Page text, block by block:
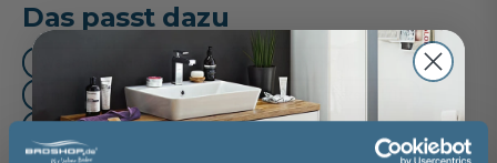
Das passt dazu
Waschtischarmatur (3)
Oberschrank (1)
Unterschrank (1)
Mittelschrank (1)
Handtuchhalter (2)